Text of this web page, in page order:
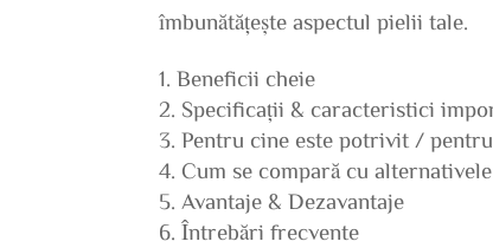
îmbunătățește aspectul pielii tale.
Beneficii cheie
Specificații & caracteristici
Pentru cine este potrivit /
Cum se compară cu alternativele
Avantaje & Dezavantaje
Întrebări frecvente